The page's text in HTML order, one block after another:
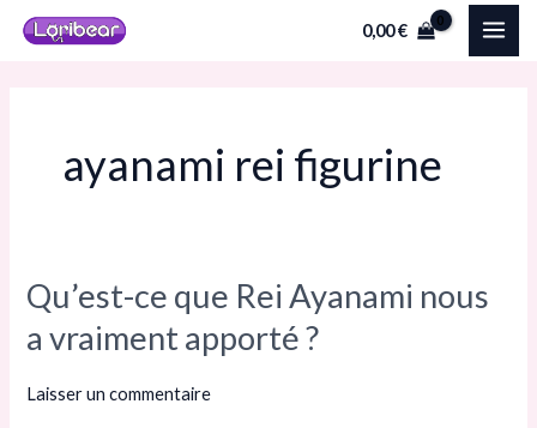
Aller
0,00€
ayanami rei figurine
Qu’est-ce que Rei Ayanami nous
a vraiment apporté ?
Laisser un commentaire
Qu’est-
que
Rei